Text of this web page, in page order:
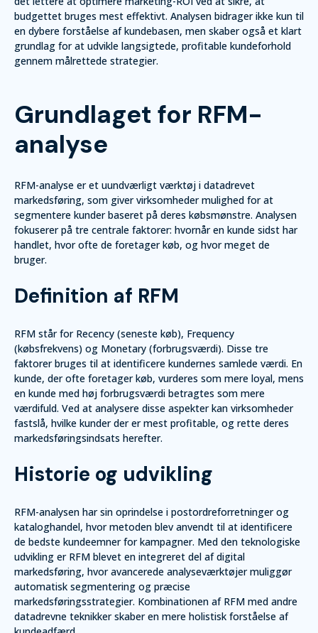
budgettet bruges mest effektivt. Analysen bidrager ikke kun til
en dybere forståelse af kundebasen, men skaber også et klart
grundlag for at udvikle langsigtede, profitable kundeforhold
gennem målrettede strategier.
Grundlaget for RFM-
analyse
RFM-analyse er et uundværligt værktøj i datadrevet
markedsføring, som giver virksomheder mulighed for at
segmentere kunder baseret på deres købsmønstre. Analysen
fokuserer på tre centrale faktorer: hvornår en kunde sidst har
handlet, hvor ofte de foretager køb, og hvor meget de
bruger.
Definition af RFM
RFM står for Recency (seneste køb), Frequency
(købsfrekvens) og Monetary (forbrugsværdi). Disse tre
faktorer bruges til at identificere kundernes samlede værdi. En
kunde, der ofte foretager køb, vurderes som mere loyal, mens
en kunde med høj forbrugsværdi betragtes som mere
værdifuld. Ved at analysere disse aspekter kan virksomheder
fastslå, hvilke kunder der er mest profitable, og rette deres
markedsføringsindsats herefter.
Historie og udvikling
RFM-analysen har sin oprindelse i postordreforretninger og
kataloghandel, hvor metoden blev anvendt til at identificere
de bedste kundeemner for kampagner. Med den teknologiske
udvikling er RFM blevet en integreret del af digital
markedsføring, hvor avancerede analyseværktøjer muliggør
automatisk segmentering og præcise
markedsføringsstrategier. Kombinationen af RFM med andre
datadrevne teknikker skaber en mere holistisk forståelse af